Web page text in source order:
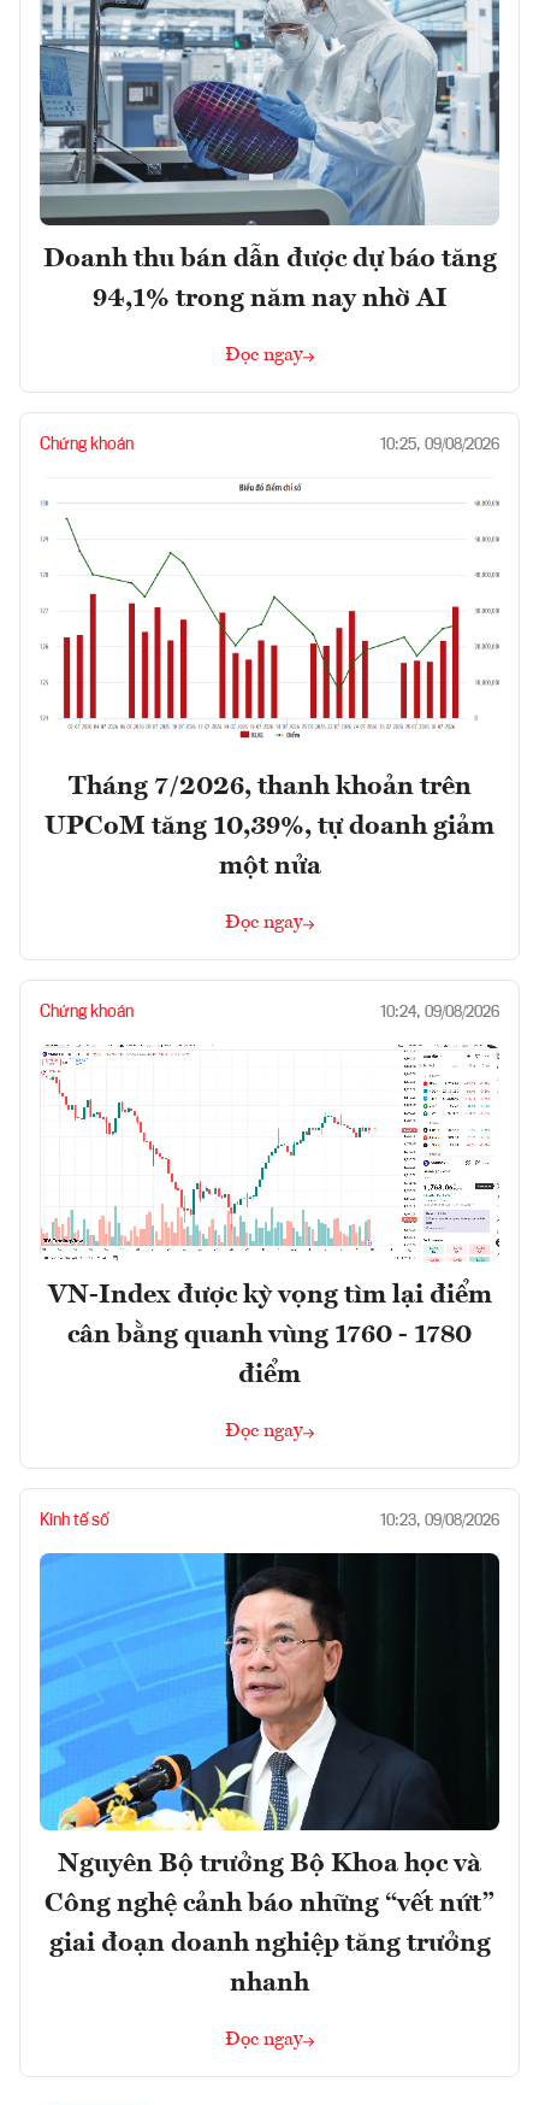
Doanh thu bán dẫn được dự báo tăng
94,1% trong năm nay nhờ AI
Đọc ngay
Chứng khoán 10:25, 09/08/2026
Tháng 7/2026, thanh khoản trên
UPCoM tăng 10,39%, tự doanh giảm
một nửa
Đọc ngay
Chứng khoán 10:24, 09/08/2026
VN-Index được kỳ vọng tìm lại điểm
cân bằng quanh vùng 1760 - 1780
điểm
Đọc ngay
Kinh tế số 10:23, 09/08/2026
Nguyên Bộ trưởng Bộ Khoa học và
Công nghệ cảnh báo những “vết nứt”
giai đoạn doanh nghiệp tăng trưởng
nhanh
Đọc ngay